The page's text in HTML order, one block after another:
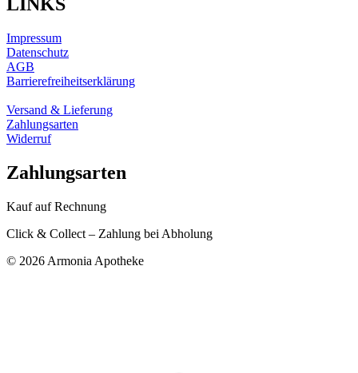
LINKS
Impressum
Datenschutz
AGB
Barrierefreiheitserklärung
Versand & Lieferung
Zahlungsarten
Widerruf
Zahlungsarten
Kauf auf Rechnung
Click & Collect – Zahlung bei Abholung
© 2026 Armonia Apotheke